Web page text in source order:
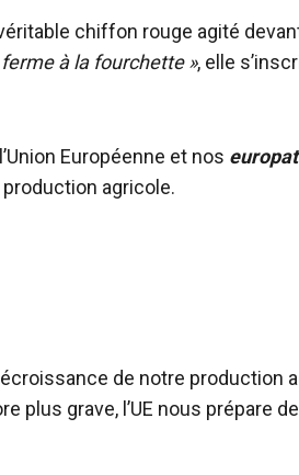
chiffon rouge agité
ferme à la fourchette », elle
Européenne et nos
agricole.
de notre production
plus grave, l’UE nous prépare